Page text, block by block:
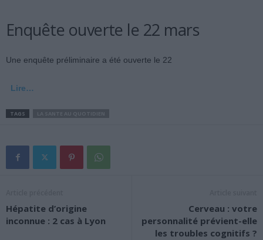
Enquête ouverte le 22 mars
Une enquête préliminaire a été ouverte le 22
Lire…
TAGS
Hépatite d’origine
inconnue : 2 cas à Lyon
Cerveau : votre
personnalité prévient-elle
les troubles cognitifs ?